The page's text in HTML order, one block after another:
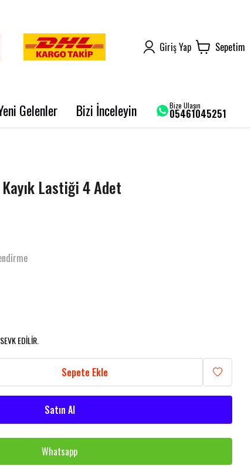
Giriş Yap Sepetim
202 PRO BLADE 250
Gelenler Bizi İnceleyin Bize Ulaşın
05461045251
Lastiği 4 Adet
EDİLİR.
Sepete Ekle
Satın Al
Whatsapp